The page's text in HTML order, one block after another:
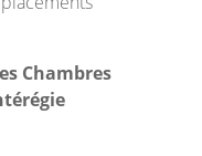
Chambres